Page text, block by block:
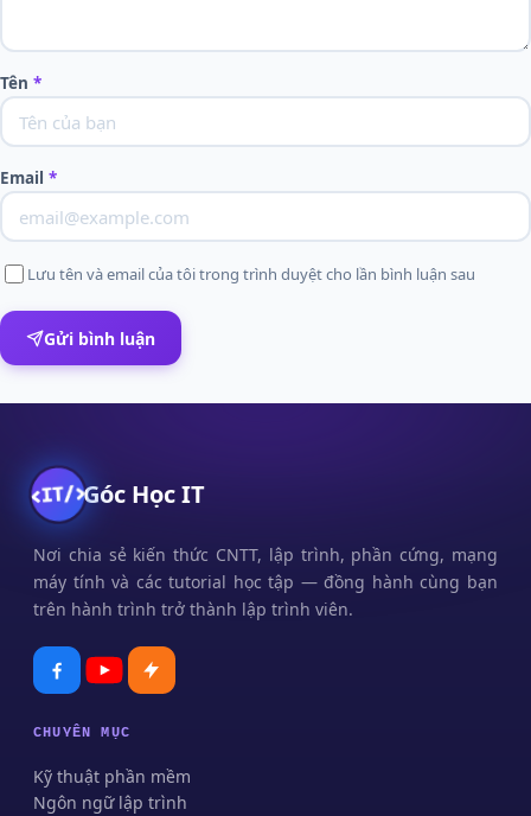
Tên *
Email *
Lưu tên và email của tôi trong trình duyệt cho lần bình luận sau
Gửi bình luận
Góc Học IT
Nơi chia sẻ kiến thức CNTT, lập trình, phần cứng, mạng
máy tính và các tutorial học tập — đồng hành cùng bạn
trên hành trình trở thành lập trình viên.
CHUYÊN MỤC
Kỹ thuật phần mềm
Ngôn ngữ lập trình